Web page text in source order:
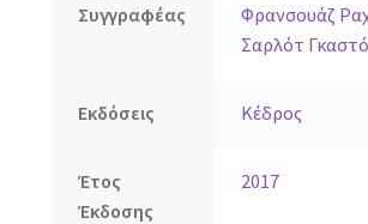
Συγγραφέας
Φρανσουάζ
Σαρλότ Γκαστό
Εκδόσεις Κέδρος
Έτος
Έκδοσης
2017